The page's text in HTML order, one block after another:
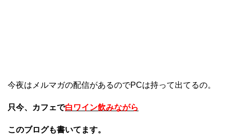
今夜はメルマガの配信があるのでPCは持って出てるの。
只今、カフェで白ワイン飲みながら
このブログも書いてます。